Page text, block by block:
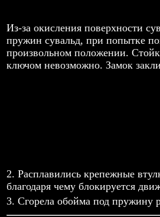
Из-за окисления поверхности
пружин сувальд, при попытке
произвольном положении.
ключом невозможно. Замок
2. Расплавились крепежные
благодаря чему блокируется
3. Сгорела обойма под пружину